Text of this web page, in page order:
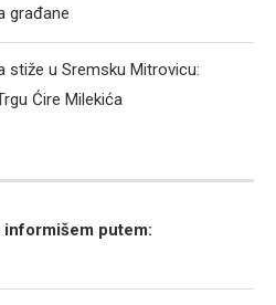
građane
stiže u Sremsku Mitrovicu:
Ćire Milekića
informišem putem: